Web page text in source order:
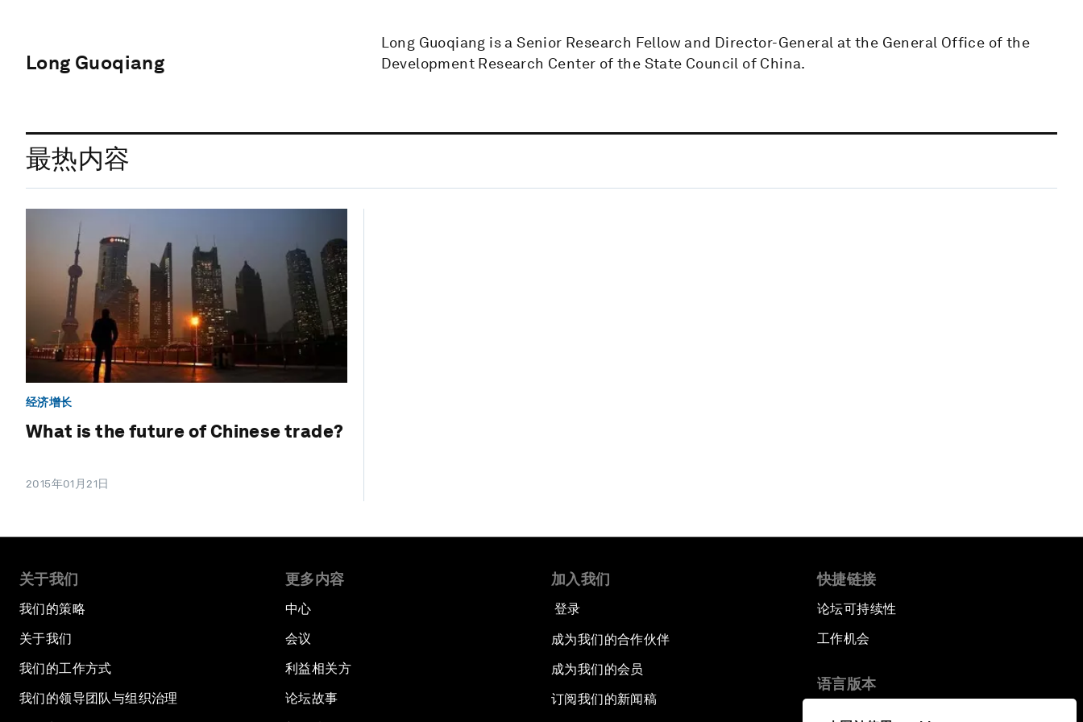
Long Guoqiang
Long Guoqiang is a Senior Research Fellow and Director-General at the General Office of the
Development Research Center of the State Council of China.
最热内容
经济增长
What is the future of Chinese trade?
2015年01月21日
关于我们
我们的策略
关于我们
我们的工作方式
我们的领导团队与组织治理
更多内容
中心
会议
利益相关方
论坛故事
加入我们
登录
成为我们的合作伙伴
成为我们的会员
订阅我们的新闻稿
快捷链接
论坛可持续性
工作机会
语言版本